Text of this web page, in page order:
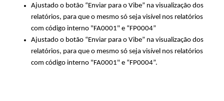
Ajustado o botão “Enviar para o Vibe” na visualização dos
relatórios, para que o mesmo só seja visível nos relatórios
com código interno "FA0001" e “FP0004”
Ajustado o botão “Enviar para o Vibe” na visualização dos
relatórios, para que o mesmo só seja visível nos relatórios
com código interno "FA0001" e “FP0004”.